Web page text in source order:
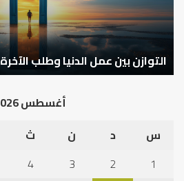
التوازن بين عمل الدنيا وطلب الآخرة
أغسطس 2026
س
د ن ث
1
2
3
4